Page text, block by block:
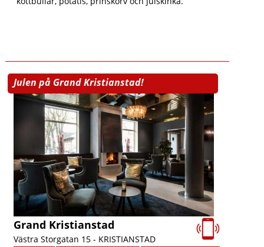
Julen på Grand Kristianstad!
Grand Kristianstad
Västra Storgatan 15 - KRISTIANSTAD